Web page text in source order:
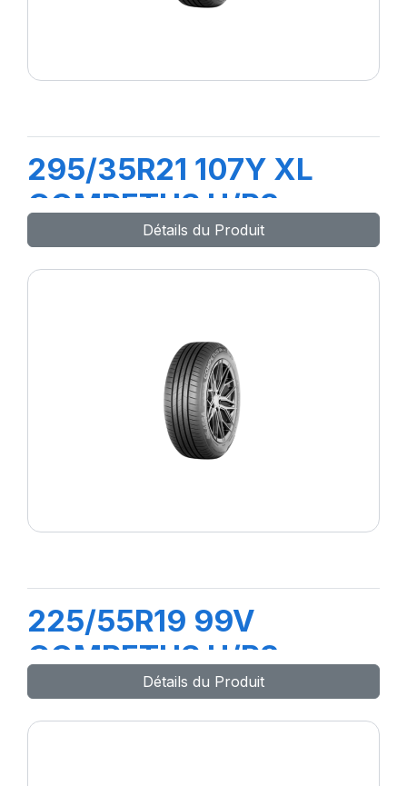
295/35R21 107Y XL
COMPETUS H/P3
Détails du Produit
225/55R19 99V
COMPETUS H/P3
Détails du Produit